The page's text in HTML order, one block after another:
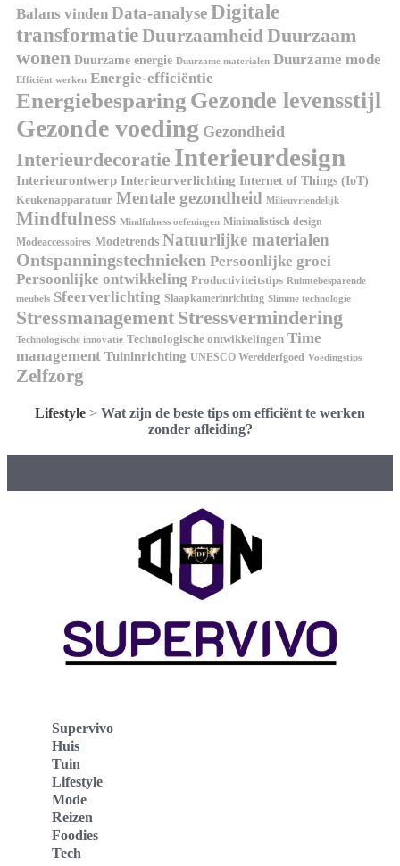
Balans vinden Data-analyseDigitale
transformatieDuurzaamheidDuurzaam
wonen Duurzame energie Duurzame materialen Duurzame mode
Efficiënt werken Energie-efficiëntie
Energiebesparing Gezonde levensstijl
Gezonde voeding Gezondheid
Interieurdecoratie Interieurdesign
Interieurontwerp Interieurverlichting Internet of Things (IoT)
Keukenapparatuur Mentale gezondheid Milieuvriendelijk
Mindfulness Mindfulness oefeningen Minimalistisch design
Modeaccessoires Modetrends Natuurlijke materialen
Ontspanningstechnieken Persoonlijke groei
Persoonlijke ontwikkeling Productiviteitstips Ruimtebesparende
meubels Sfeerverlichting Slaapkamerinrichting Slimme technologie
Stressmanagement Stressvermindering
Technologische innovatie Technologische ontwikkelingen Time
management Tuininrichting UNESCO Werelderfgoed Voedingstips
Zelfzorg
Lifestyle > Wat zijn de beste tips om efficiënt te werken
zonder afleiding?
Supervivo
Huis
Tuin
Lifestyle
Mode
Reizen
Foodies
Tech